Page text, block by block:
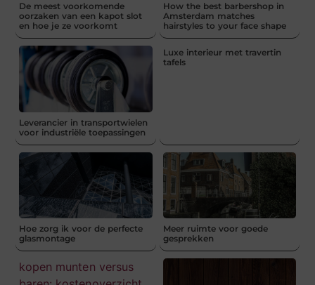
De meest voorkomende
oorzaken van een kapot slot
en hoe je ze voorkomt
How the best barbershop in
Amsterdam matches
hairstyles to your face shape
Leverancier in transportwielen
voor industriële toepassingen
Luxe interieur met travertin
tafels
Hoe zorg ik voor de perfecte
glasmontage
Meer ruimte voor goede
gesprekken